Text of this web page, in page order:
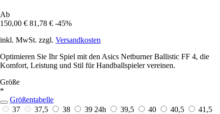
Ab
150,00 € 81,78 € -45%
inkl. MwSt. zzgl. Versandkosten
Optimieren Sie Ihr Spiel mit den Asics Netburner Ballistic FF 4, die
Komfort, Leistung und Stil für Handballspieler vereinen.
Größe
*
Größentabelle
37
37,5 38 39 24h 39,5 40 40,5
41,5